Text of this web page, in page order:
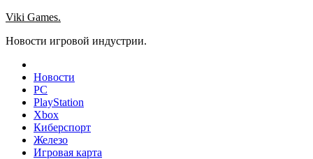
Skip
content
Viki Games.
Новости игровой индустрии.
Новости
PC
PlayStation
Xbox
Киберспорт
Железо
Игровая карта